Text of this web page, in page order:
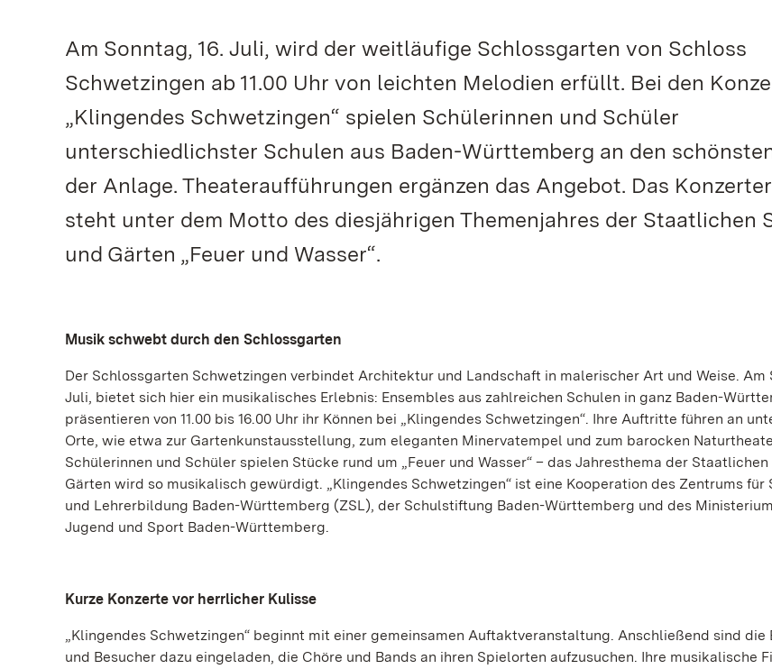
Am Sonntag, 16. Juli, wird der weitläufige Schlossgarten von Schloss
Schwetzingen ab 11.00 Uhr von leichten Melodien erfüllt. Bei den
„Klingendes Schwetzingen“ spielen Schülerinnen und Schüler
unterschiedlichster Schulen aus Baden-Württemberg an den
der Anlage. Theateraufführungen ergänzen das Angebot. Das
steht unter dem Motto des diesjährigen Themenjahres der Staatlichen
und Gärten „Feuer und Wasser“.
Musik schwebt durch den Schlossgarten
Der Schlossgarten Schwetzingen verbindet Architektur und Landschaft in malerischer Art und Weise. Am
Juli, bietet sich hier ein musikalisches Erlebnis: Ensembles aus zahlreichen Schulen in ganz Baden-
präsentieren von 11.00 bis 16.00 Uhr ihr Können bei „Klingendes Schwetzingen“. Ihre Auftritte führen an
Orte, wie etwa zur Gartenkunstausstellung, zum eleganten Minervatempel und zum barocken
Schülerinnen und Schüler spielen Stücke rund um „Feuer und Wasser“ – das Jahresthema der
Gärten wird so musikalisch gewürdigt. „Klingendes Schwetzingen“ ist eine Kooperation des Zentrums für
und Lehrerbildung Baden-Württemberg (ZSL), der Schulstiftung Baden-Württemberg und des
Jugend und Sport Baden-Württemberg.
Kurze Konzerte vor herrlicher Kulisse
„Klingendes Schwetzingen“ beginnt mit einer gemeinsamen Auftaktveranstaltung. Anschließend sind die
und Besucher dazu eingeladen, die Chöre und Bands an ihren Spielorten aufzusuchen. Ihre musikalische